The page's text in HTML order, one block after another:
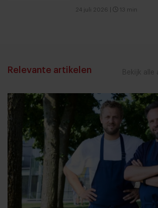
24 juli 2026 13 min
Bekijk alle
Relevante artikelen